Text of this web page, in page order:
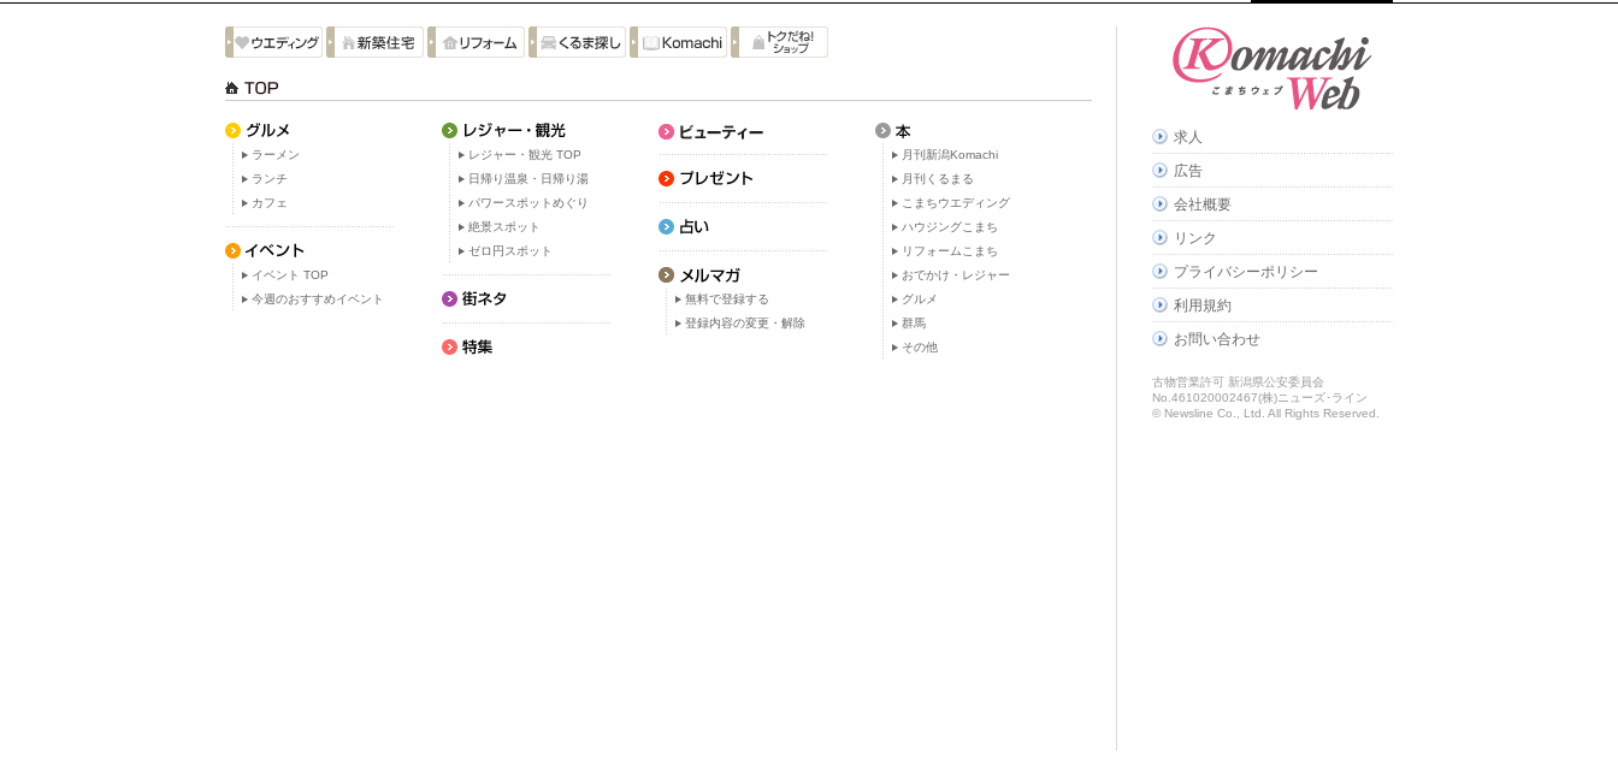
ラーメン
ランチ
カフェ
イベント TOP
今週のおすすめイベント
レジャー・観光 TOP
日帰り温泉・日帰り湯
パワースポットめぐり
絶景スポット
ゼロ円スポット
無料で登録する
登録内容の変更・解除
月刊新潟Komachi
月刊くるまる
こまちウエディング
ハウジングこまち
リフォームこまち
おでかけ・レジャー
グルメ
群馬
その他
求人
広告
会社概要
リンク
プライバシーポリシー
利用規約
お問い合わせ
古物営業許可 新潟県公安委員会
No.461020002467(株)ニューズ･ライン
© Newsline Co., Ltd. All Rights Reserved.